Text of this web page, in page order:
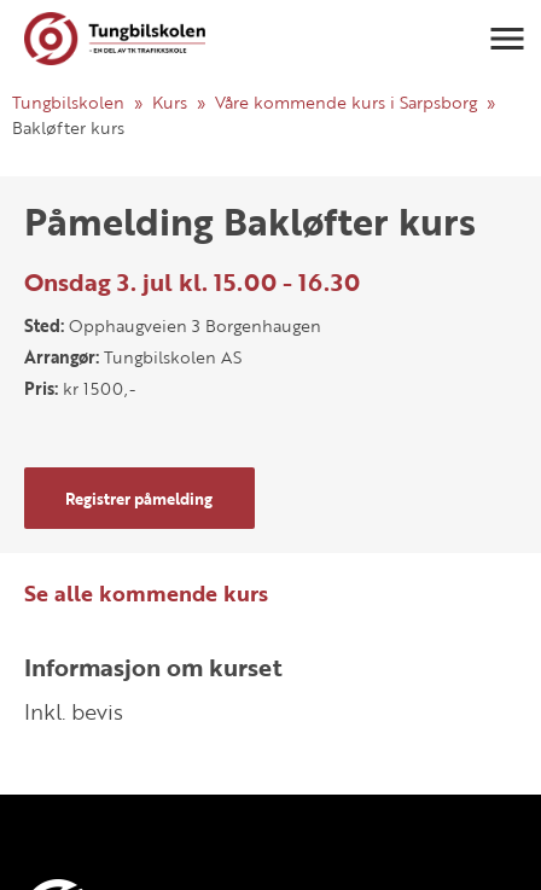
Tungbilskolen Kurs
Våre kommende kurs i Sarpsborg
Bakløfter kurs
Påmelding Bakløfter kurs
Onsdag 3. jul kl. 15.00 - 16.30
Sted:Opphaugveien 3 Borgenhaugen
Arrangør:Tungbilskolen AS
Pris: kr 1500,-
Registrer påmelding
Se alle kommende kurs
Informasjon om kurset
Inkl. bevis